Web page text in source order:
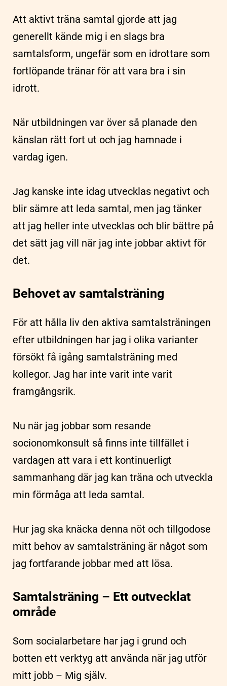
Att aktivt träna samtal gjorde att jag
generellt kände mig i en slags bra
samtalsform, ungefär som en idrottare som
fortlöpande tränar för att vara bra i sin
idrott.
När utbildningen var över så planade den
känslan rätt fort ut och jag hamnade i
vardag igen.
Jag kanske inte idag utvecklas negativt och
blir sämre att leda samtal, men jag tänker
att jag heller inte utvecklas och blir bättre på
det sätt jag vill när jag inte jobbar aktivt för
det.
Behovet av samtalsträning
För att hålla liv den aktiva samtalsträningen
efter utbildningen har jag i olika varianter
försökt få igång samtalsträning med
kollegor. Jag har inte varit inte varit
framgångsrik.
Nu när jag jobbar som resande
socionomkonsult så finns inte tillfället i
vardagen att vara i ett kontinuerligt
sammanhang där jag kan träna och utveckla
min förmåga att leda samtal.
Hur jag ska knäcka denna nöt och tillgodose
mitt behov av samtalsträning är något som
jag fortfarande jobbar med att lösa.
Samtalsträning – Ett outvecklat
område
Som socialarbetare har jag i grund och
botten ett verktyg att använda när jag utför
mitt jobb – Mig själv.